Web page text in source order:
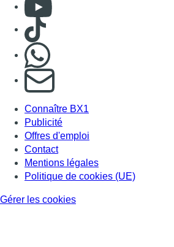
Consulter Youtube
Consulter TikTok
S'abonner à notre newsletter
Connaître BX1
Publicité
Offres d'emploi
Contact
Mentions légales
Politique de cookies (UE)
Gérer les cookies